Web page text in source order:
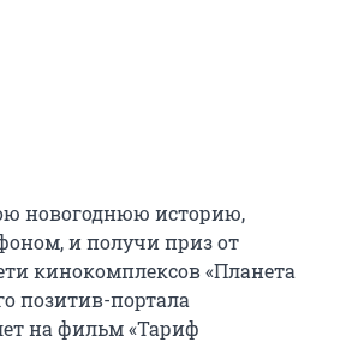
новогоднюю историю,
и получи приз от
кинокомплексов «Планета
позитив-портала
на фильм «Тариф